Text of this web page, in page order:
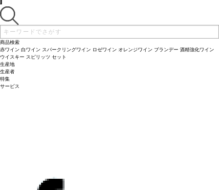
EOであるハビエル・ガラレタと協力し、スペインの最高のテロワールでプレミア
ムワインを生産することに合意し、スタートしました。フランスとスペインの2つ
の文化、そしてロランが造るクラシックかつ国際的なワインスタイルと、アラエッ
クス・グラン・スペイン・ファインワインズのワインに象徴されるモダンなワイン
スが融合しています。
が続く。
チーズなどとも好相性。
造り手情報
コンサルタントでもあるミシェル・ロランが、アラエックス・グランの創業者兼C
EOであるハビエル・ガラレタと協力し、スペインの最高のテロワールでプレミア
ムワインを生産することに合意し、スタートしました。フランスとスペインの2つ
の文化、そしてロランが造るクラシックかつ国際的なワインスタイルと、アラエッ
クス・グラン・スペイン・ファインワインズのワインに象徴されるモダンなワイン
スが融合しています。
商品検索
赤ワイン 白ワイン スパークリングワイン ロゼワイン オレンジワイン ブランデー 酒精強化ワイン
ウイスキー スピリッツ セット
生産地
生産者
特集
サービス